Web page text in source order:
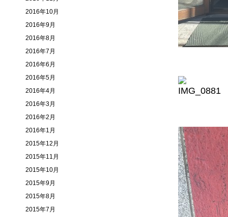
2016年10月
2016年9月
2016年8月
2016年7月
2016年6月
2016年5月
2016年4月
2016年3月
2016年2月
2016年1月
2015年12月
2015年11月
2015年10月
2015年9月
2015年8月
2015年7月